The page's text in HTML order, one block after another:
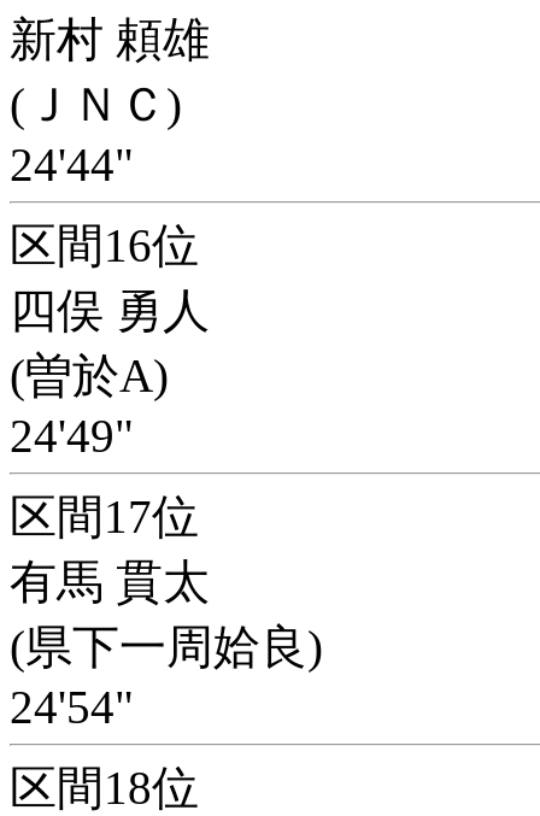
新村 頼雄
(ＪＮＣ)
24'44"
区間16位
四俣 勇人
(曽於A)
24'49"
区間17位
有馬 貫太
(県下一周姶良)
24'54"
区間18位